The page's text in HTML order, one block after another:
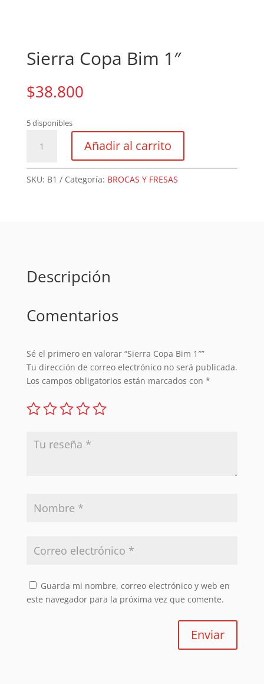
Sierra Copa Bim 1″
$38.800
5 disponibles
Copa
1"
Añadir al carrito
SKU: B1 Categoría: BROCAS Y FRESAS
Descripción
Comentarios
Sé el primero en valorar “Sierra Copa Bim 1″”
Tu dirección de correo electrónico no será publicada.
Los campos obligatorios están marcados con *
Guarda mi nombre, correo electrónico y web en
este navegador para la próxima vez que comente.
Enviar